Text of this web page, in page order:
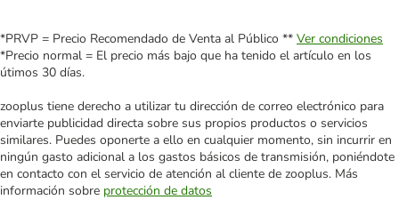
*PRVP = Precio Recomendado de Venta al Público ** Ver condiciones
*Precio normal = El precio más bajo que ha tenido el artículo en los
útimos 30 días.
zooplus tiene derecho a utilizar tu dirección de correo electrónico para
enviarte publicidad directa sobre sus propios productos o servicios
similares. Puedes oponerte a ello en cualquier momento, sin incurrir en
ningún gasto adicional a los gastos básicos de transmisión, poniéndote
en contacto con el servicio de atención al cliente de zooplus. Más
información sobre protección de datos